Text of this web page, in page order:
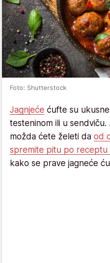
Foto: Shutterstock
Jagnjeće ćufte su
testeninom ili u
možda ćete želeti da od
spremite pitu po receptu
kako se prave jagneće